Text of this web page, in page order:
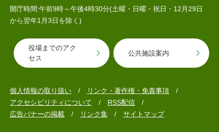
開庁時間:午前9時～午後4時30分(土曜・日曜・祝日・12月29日
から翌年1月3日を除く)
役場までのアク
セス
公共施設案内
個人情報の取り扱い
リンク・著作権・免責事項
アクセシビリティについて
RSS配信
広告バナーの掲載
リンク集 サイトマップ